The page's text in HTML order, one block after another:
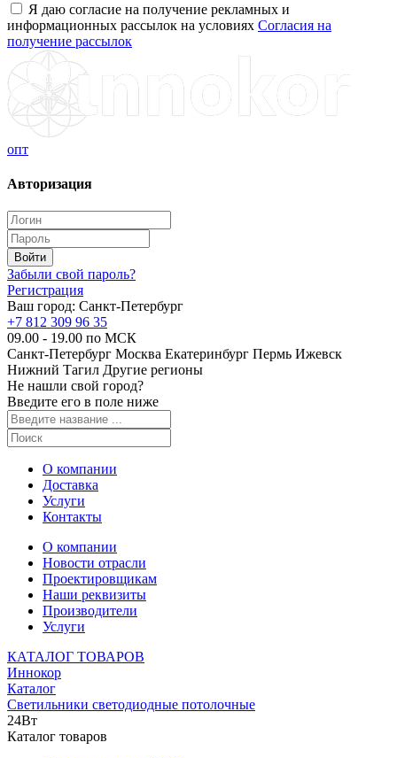
Я даю согласие на получение рекламных и
информационных рассылок на условиях Согласия на
получение рассылок
опт
Авторизация
Забыли свой пароль?
Регистрация
Ваш город: Санкт-Петербург
+7 812 309 96 35
09.00 - 19.00 по МСК
Санкт-Петербург Москва Екатеринбург Пермь Ижевск
Нижний Тагил Другие регионы
Не нашли свой город?
Введите его в поле ниже
О компании
Доставка
Услуги
Контакты
О компании
Новости отрасли
Проектировщикам
Наши реквизиты
Производители
Услуги
КАТАЛОГ ТОВАРОВ
Иннокор
Каталог
Светильники светодиодные потолочные
24Вт
Каталог товаров